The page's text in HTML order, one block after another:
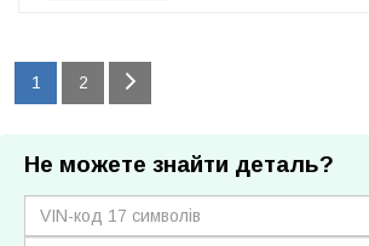
1 2
Не можете знайти деталь?